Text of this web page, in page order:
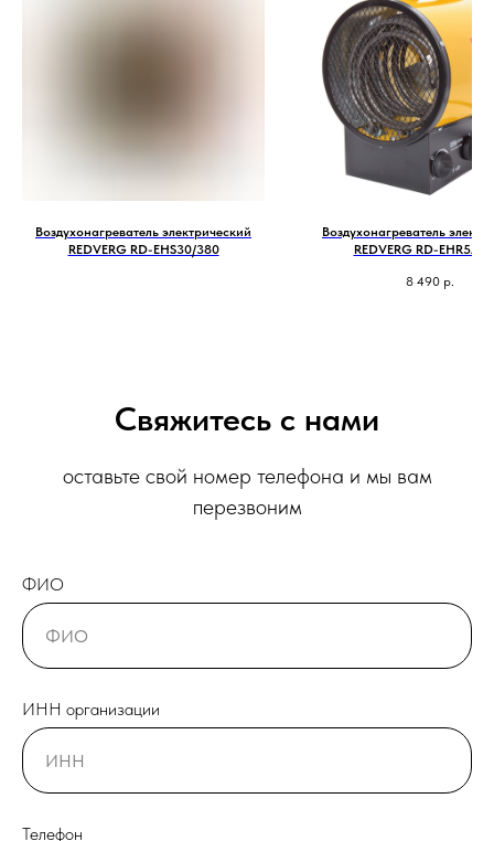
Воздухонагреватель электрический
REDVERG RD-EHS30/380
Воздухонагреватель
REDVERG RD-EHR5A/
8 490 р.
Свяжитесь с нами
оставьте свой номер телефона и мы вам
перезвоним
ФИО
ИНН организации
Телефон